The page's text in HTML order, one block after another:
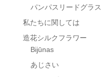
パンパスリードグラス
私たちに関しては
造花シルクフラワー
Bijūnas
あじさい